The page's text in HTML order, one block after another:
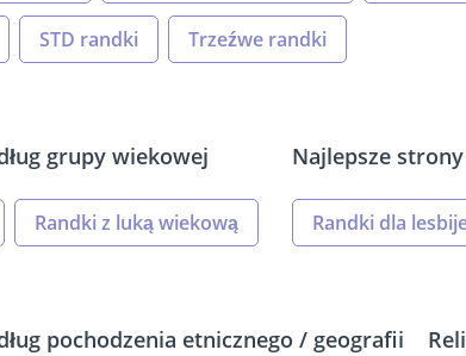
STD randki Trzeźwe randki
grupy wiekowej
Randki z luką wiekową
Najlepsze
Randki dla
pochodzenia etnicznego / geografii